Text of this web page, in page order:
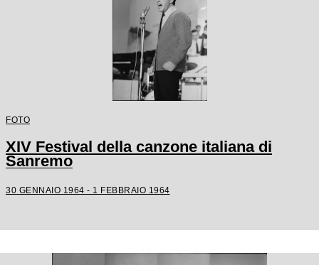
FOTO
XIV Festival della canzone italiana di
Sanremo
30 GENNAIO 1964 - 1 FEBBRAIO 1964